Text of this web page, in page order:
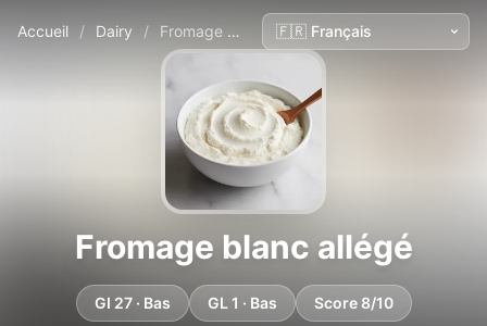
Accueil / Dairy / Fromage blanc allégé
Fromage blanc allégé
GI 27 · Bas GL 1 · Bas Score 8/10